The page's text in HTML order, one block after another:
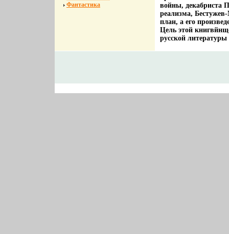
Фантастика
войны, декабриста
реализма,
план, а его
Цель этой
русской